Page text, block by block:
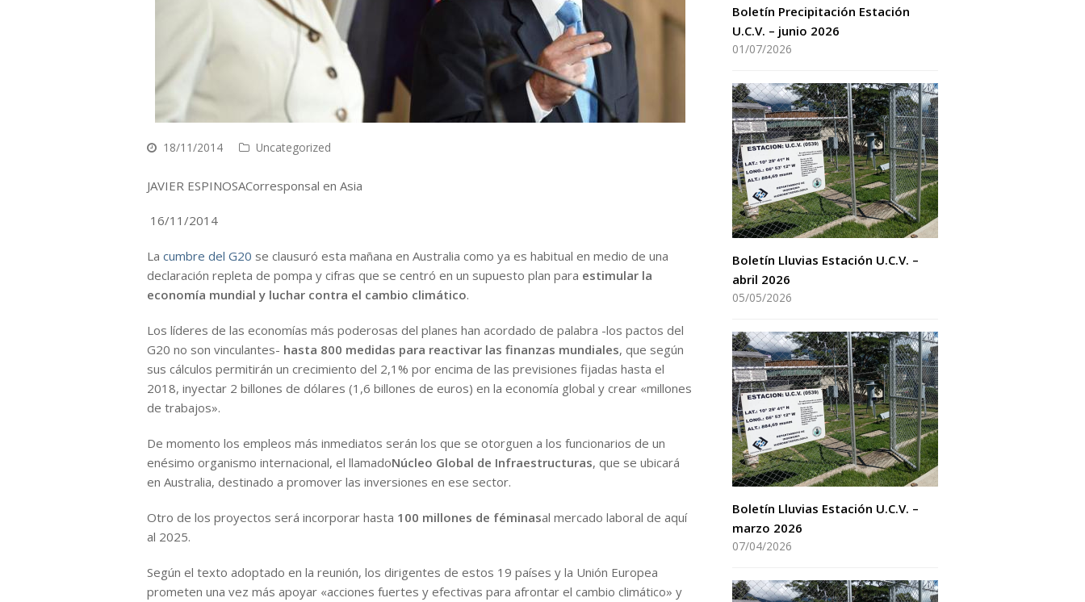
18/11/2014 Uncategorized
JAVIER ESPINOSACorresponsal en Asia
16/11/2014
La cumbre del G20 se clausuró esta mañana en Australia como ya es habitual en medio de una
declaración repleta de pompa y cifras que se centró en un supuesto plan para estimular la
economía mundial y luchar contra el cambio climático.
Los líderes de las economías más poderosas del planes han acordado de palabra -los pactos del
G20 no son vinculantes- hasta 800 medidas para reactivar las finanzas mundiales, que según
sus cálculos permitirán un crecimiento del 2,1% por encima de las previsiones fijadas hasta el
2018, inyectar 2 billones de dólares (1,6 billones de euros) en la economía global y crear «millones
de trabajos».
De momento los empleos más inmediatos serán los que se otorguen a los funcionarios de un
enésimo organismo internacional, el llamadoNúcleo Global de Infraestructuras, que se ubicará
en Australia, destinado a promover las inversiones en ese sector.
Otro de los proyectos será incorporar hasta 100 millones de féminasal mercado laboral de aquí
al 2025.
Según el texto adoptado en la reunión, los dirigentes de estos 19 países y la Unión Europea
prometen una vez más apoyar «acciones fuertes y efectivas para afrontar el cambio climático» y
Boletín Precipitación Estación
U.C.V. – junio 2026
01/07/2026
Boletín Lluvias Estación U.C.V. –
abril 2026
05/05/2026
Boletín Lluvias Estación U.C.V. –
marzo 2026
07/04/2026